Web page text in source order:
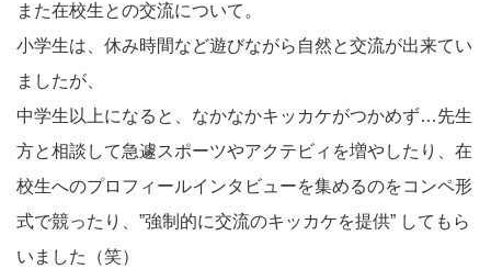
また在校生との交流について。
小学生は、休み時間など遊びながら自然と交流が出来てい
ましたが、
中学生以上になると、なかなかキッカケがつかめず…先生
方と相談して急遽スポーツやアクテビィを増やしたり、在
校生へのプロフィールインタビューを集めるのをコンペ形
式で競ったり、”強制的に交流のキッカケを提供” してもら
いました（笑）